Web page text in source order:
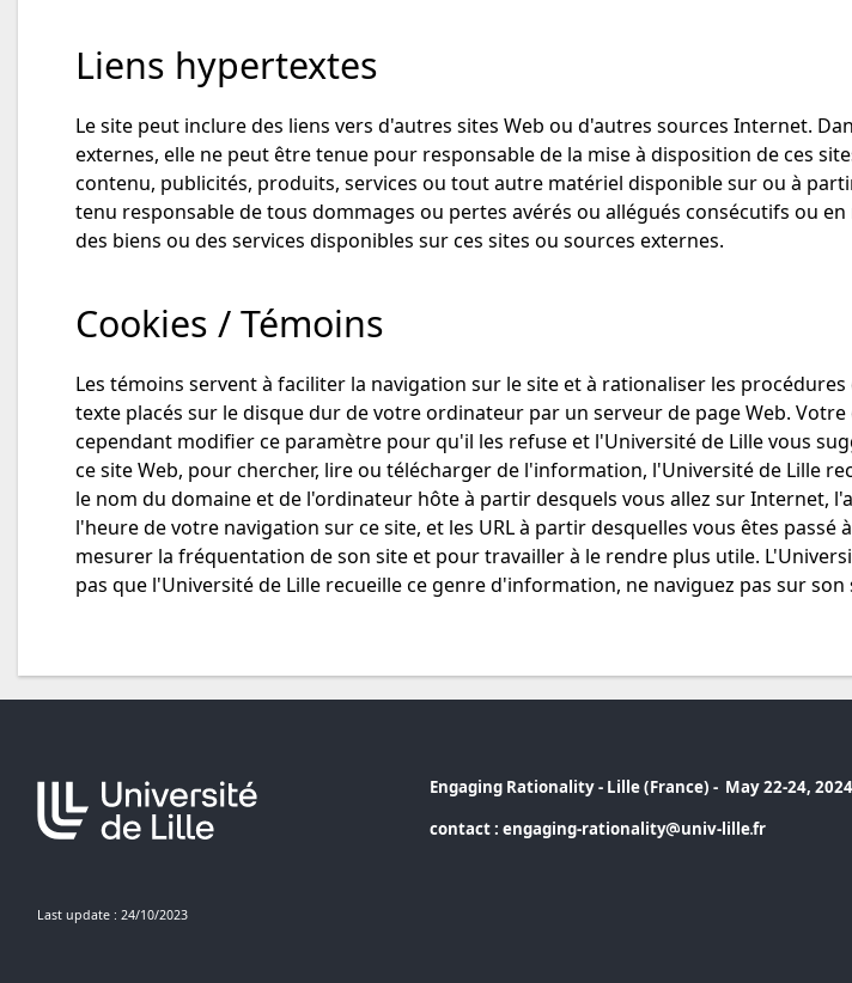
Liens hypertextes
Le site peut inclure des liens vers d'autres sites Web ou d'autres sources Internet.
externes, elle ne peut être tenue pour responsable de la mise à disposition de ces
contenu, publicités, produits, services ou tout autre matériel disponible sur ou à
tenu responsable de tous dommages ou pertes avérés ou allégués consécutifs ou
des biens ou des services disponibles sur ces sites ou sources externes.
Cookies / Témoins
Les témoins servent à faciliter la navigation sur le site et à rationaliser les
texte placés sur le disque dur de votre ordinateur par un serveur de page Web.
cependant modifier ce paramètre pour qu'il les refuse et l'Université de Lille vous
ce site Web, pour chercher, lire ou télécharger de l'information, l'Université de Lille
le nom du domaine et de l'ordinateur hôte à partir desquels vous allez sur Internet,
l'heure de votre navigation sur ce site, et les URL à partir desquelles vous êtes
mesurer la fréquentation de son site et pour travailler à le rendre plus utile.
pas que l'Université de Lille recueille ce genre d'information, ne naviguez pas sur son
Last update : 24/10/2023
Engaging Rationality - Lille (France) - May 22-24, 2024
contact : engaging-rationality univ-lillefr